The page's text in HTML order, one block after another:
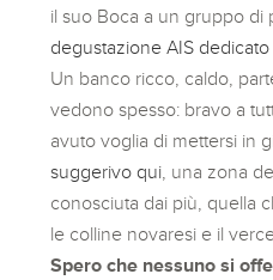
il suo Boca a un gruppo di
degustazione AIS dedicato
Un banco ricco, caldo,
vedono spesso: bravo a
avuto voglia di mettersi in
suggerivo qui , una zona
conosciuta dai più, quella
le colline novaresi e il
Spero che nessuno si